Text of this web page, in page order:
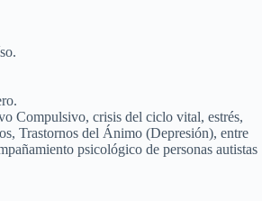
Compulsivo, crisis del ciclo vital, estrés,
Trastornos del Ánimo (Depresión), entre
psicológico de personas autistas